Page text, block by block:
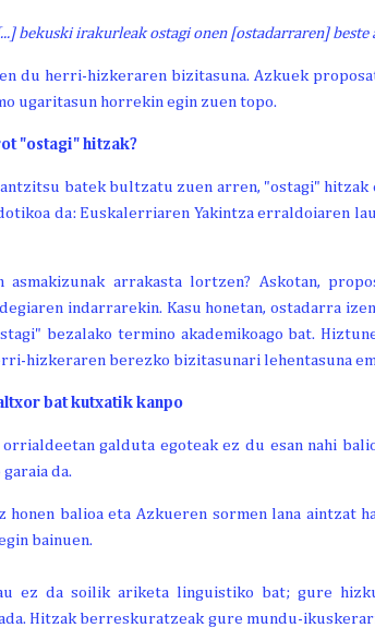
bekuski irakurleak ostagi onen [ostadarraren] beste
du herri-hizkeraren bizitasuna. Azkuek
ugaritasun horrekin egin zuen topo.
"ostagi" hitzak?
batek bultzatu zuen arren, "ostagi" hitzak
da: Euskalerriaren Yakintza erraldoiaren
arrakasta lortzen? Askotan,
indarrarekin. Kasu honetan, ostadarra
bezalako termino akademikoago bat.
hizkeraren berezko bizitasunari lehentasuna
bat kutxatik kanpo
galduta egoteak ez du esan nahi
da.
honen balioa eta Azkueren sormen lana aintzat
bainuen.
ez da soilik ariketa linguistiko bat; gure
Hitzak berreskuratzeak gure mundu-